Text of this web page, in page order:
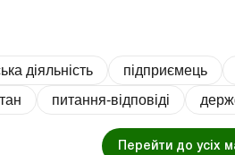
діяльність підприємець
питання-відповіді
Перейти до усіх